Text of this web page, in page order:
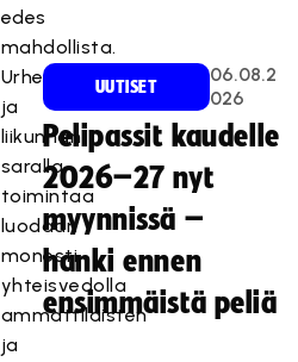
edes
mahdollista.
Urheilun
ja
liikunnan
saralla
toimintaa
luodaan
monesti
yhteisvedolla
ammattilaisten
ja
UUTISET
06.08.2
026
Pelipassit kaudelle
2026–27 nyt
myynnissä –
hanki ennen
ensimmäistä peliä